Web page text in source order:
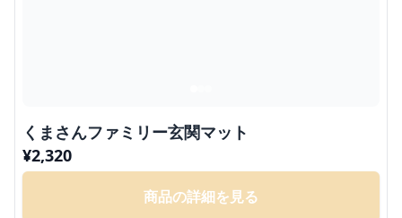
くまさんファミリー玄関マット
¥2,320
商品の詳細を見る